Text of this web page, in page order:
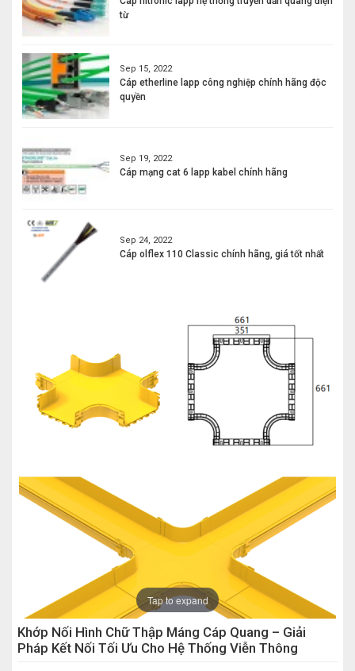
từ
Sep 15, 2022
Cáp etherline lapp công nghiệp chính hãng độc
quyền
Sep 19, 2022
Cáp mạng cat 6 lapp kabel chính hãng
Sep 24, 2022
Cáp olflex 110 Classic chính hãng, giá tốt nhất
Tap to expand
Khớp Nối Hình Chữ Thập Máng Cáp Quang – Giải
Pháp Kết Nối Tối Ưu Cho Hệ Thống Viễn Thông